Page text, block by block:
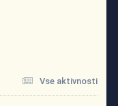
Vse aktivnosti